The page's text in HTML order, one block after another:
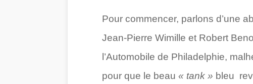
Pour commencer, parlons d’une
Jean-Pierre Wimille et Robert
l’Automobile de Philadelphie,
pour que le beau « tank » bleu